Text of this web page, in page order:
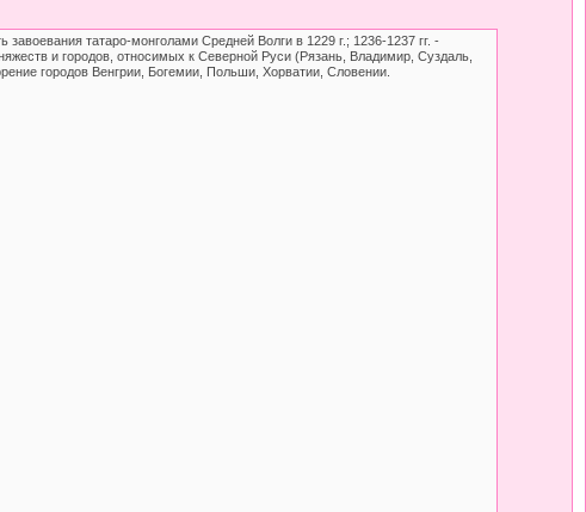
татаро-монголами Средней Волги в 1229 г.; 1236-1237 гг. -
и городов, относимых к Северной Руси (Рязань, Владимир, Суздаль,
городов Венгрии, Богемии, Польши, Хорватии, Словении.